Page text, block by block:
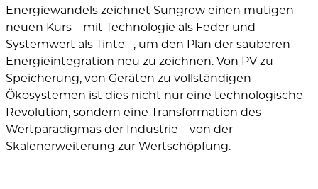
Energiewandels zeichnet Sungrow einen mutigen
neuen Kurs – mit Technologie als Feder und
Systemwert als Tinte –, um den Plan der sauberen
Energieintegration neu zu zeichnen. Von PV zu
Speicherung, von Geräten zu vollständigen
Ökosystemen ist dies nicht nur eine technologische
Revolution, sondern eine Transformation des
Wertparadigmas der Industrie – von der
Skalenerweiterung zur Wertschöpfung.